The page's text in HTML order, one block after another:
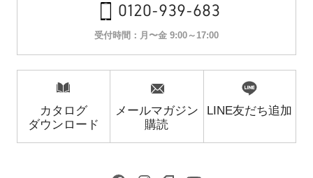
0120-939-683
受付時間：月〜金 9:00～17:00
カタログ
ダウンロード
メールマガジン
購読
LINE友だち追加